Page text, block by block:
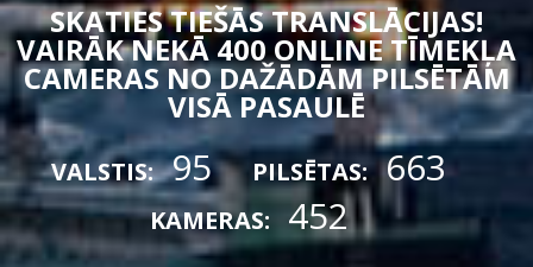
SKATIES TIEŠĀS TRANSLĀCIJAS!
VAIRĀK NEKĀ 400 ONLINE TĪMEKĻA
CAMERAS NO DAŽĀDĀM PILSĒTĀM
VISĀ PASAULĒ
VALSTIS: 95 PILSĒTAS: 663
KAMERAS: 452